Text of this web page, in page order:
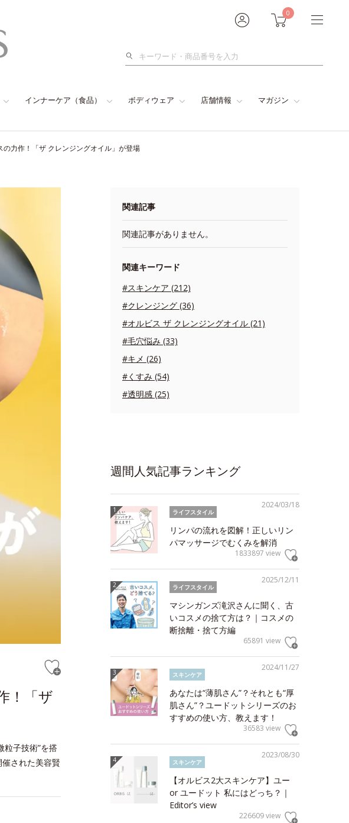
0
検
インナーケア（食品） ボディウェア 店舗情報 マガジン
の力作！「ザ クレンジングオイル」が登場
！「ザ
子技術”を搭
された美容賢
関連記事
関連記事がありません。
関連キーワード
#スキンケア (212)
#クレンジング (36)
#オルビス ザ クレンジングオイル (21)
#毛穴悩み (33)
#キメ (26)
#くすみ (54)
#透明感 (25)
週間人気記事ランキング
2024/03/18
ライフスタイル
リンパの流れを図解！正しいリン
パマッサージでむくみを解消
1833897 view
2025/12/11
ライフスタイル
マシンガンズ滝沢さんに聞く、古
いコスメの捨て方は？｜コスメの
断捨離・捨て方編
65891 view
2024/11/27
スキンケア
あなたは“薄肌さん”？それとも“厚
肌さん”？ユードットシリーズのお
すすめの使い方、教えます！
36583 view
2023/08/30
スキンケア
【オルビス2大スキンケア】ユー
or ユードット 私にはどっち？｜
Editor’s view
226609 view